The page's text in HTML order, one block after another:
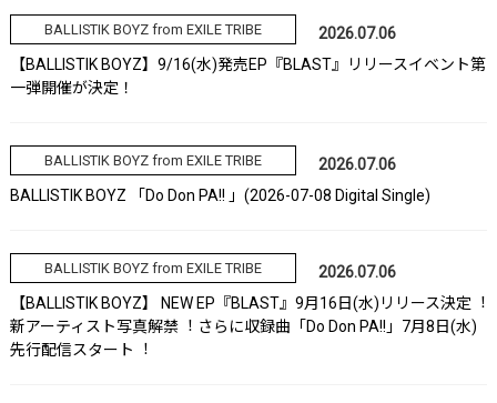
BALLISTIK BOYZ from EXILE TRIBE
2026.07.06
【BALLISTIK BOYZ】9/16(水)発売EP『BLAST』リリースイベント第
一弾開催が決定！
BALLISTIK BOYZ from EXILE TRIBE
2026.07.06
BALLISTIK BOYZ 「Do Don PA!! 」(2026-07-08 Digital Single)
BALLISTIK BOYZ from EXILE TRIBE
2026.07.06
【BALLISTIK BOYZ】 NEW EP『BLAST』9⽉16⽇(⽔)リリース決定︕
新アーティスト写真解禁︕ さらに収録曲「Do Don PA!!」7⽉8⽇(⽔)
先⾏配信スタート︕